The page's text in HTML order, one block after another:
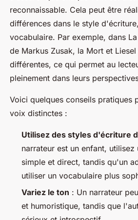
reconnaissable. Cela peut être
différences dans le style
vocabulaire. Par exemple, dans
de Markus Zusak, la Mort et
différentes, ce qui permet au
pleinement dans leurs
Voici quelques conseils pratiques
voix distinctes :
Utilisez des styles d'écriture
narrateur est un enfant, utilisez
simple et direct, tandis qu'un
utiliser un vocabulaire plus
Variez le ton : Un narrateur
et humoristique, tandis que